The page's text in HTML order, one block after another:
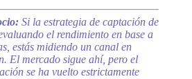
Si la estrategia de captación de
el rendimiento en base a
estás midiendo un canal en
El mercado sigue ahí, pero el
se ha vuelto estrictamente